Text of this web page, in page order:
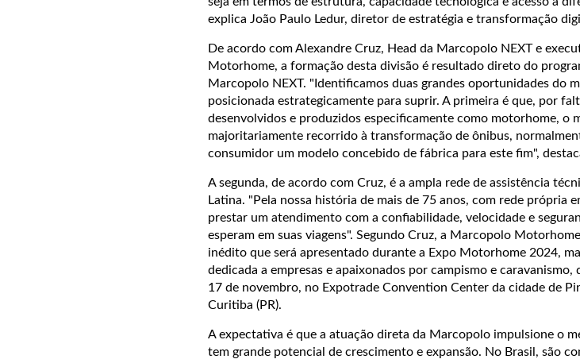
explica João Paulo Ledur, diretor de estratégia e transformação
De acordo com Alexandre Cruz, Head da Marcopolo NEXT e
Motorhome, a formação desta divisão é resultado direto do
Marcopolo NEXT. "Identificamos duas grandes oportunidades do
posicionada estrategicamente para suprir. A primeira é que, por
desenvolvidos e produzidos especificamente como motorhome, o
majoritariamente recorrido à transformação de ônibus,
consumidor um modelo concebido de fábrica para este fim",
A segunda, de acordo com Cruz, é a ampla rede de assistência
Latina. "Pela nossa história de mais de 75 anos, com rede própria
prestar um atendimento com a confiabilidade, velocidade e
esperam em suas viagens". Segundo Cruz, a Marcopolo
inédito que será apresentado durante a Expo Motorhome 2024,
dedicada a empresas e apaixonados por campismo e caravanismo,
17 de novembro, no Expotrade Convention Center da cidade de
Curitiba (PR).
A expectativa é que a atuação direta da Marcopolo impulsione o
tem grande potencial de crescimento e expansão. No Brasil, são